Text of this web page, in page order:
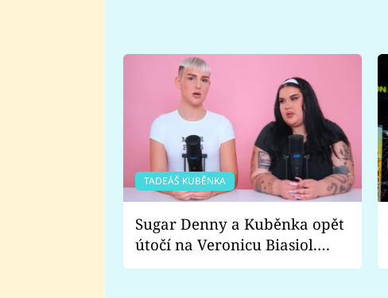
TADEÁŠ KUBĚNKA
Sugar Denny a Kuběnka opět
útočí na Veronicu Biasiol.
Proč je podle nich falešná a